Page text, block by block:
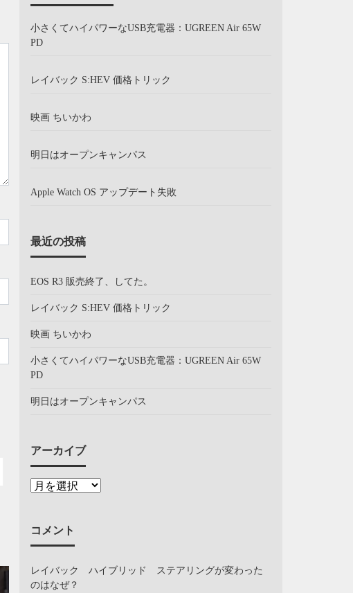
小さくてハイパワーなUSB充電器：UGREEN Air 65W
PD
レイバック S:HEV 価格トリック
映画 ちいかわ
明日はオープンキャンパス
Apple Watch OS アップデート失敗
最近の投稿
EOS R3 販売終了、してた。
レイバック S:HEV 価格トリック
映画 ちいかわ
小さくてハイパワーなUSB充電器：UGREEN Air 65W
PD
明日はオープンキャンパス
アーカイブ
コメント
レイバック ハイブリッド ステアリングが変わった
のはなぜ？